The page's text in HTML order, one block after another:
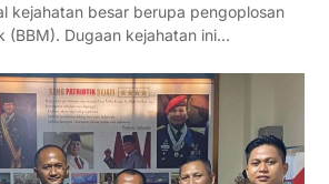
kejahatan besar berupa pengoplosan
(BBM). Dugaan kejahatan ini…